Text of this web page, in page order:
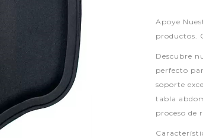
Apoye
productos.
Descubre
perfecto
soporte
tabla
proceso de